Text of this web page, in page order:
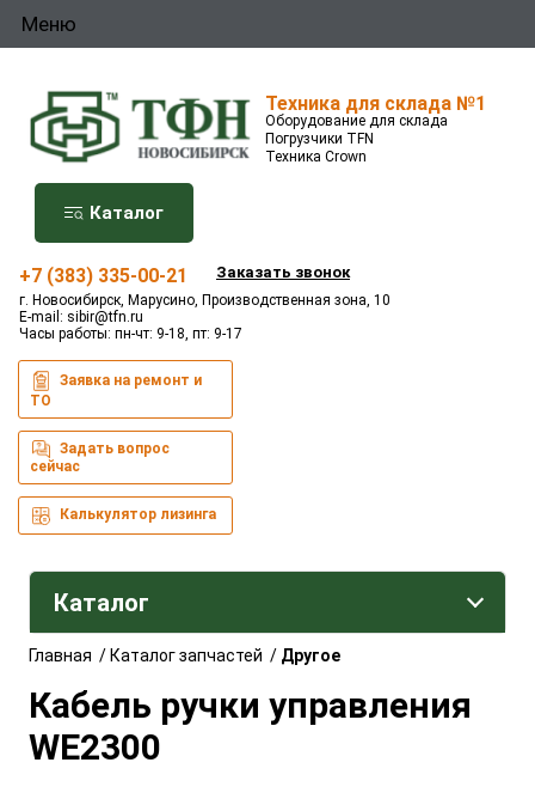
Меню
Техника для склада №1
Оборудование для склада
Погрузчики TFN
Техника Crown
Каталог
+7 (383) 335-00-21 Заказать звонок
г. Новосибирск, Марусино, Производственная зона, 10
E-mail: sibir@tfn.ru
Часы работы: пн-чт: 9-18, пт: 9-17
Заявка на ремонт и
ТО
Задать вопрос
сейчас
Калькулятор лизинга
Каталог
Главная /Каталог запчастей / Другое
Кабель ручки управления
WE2300